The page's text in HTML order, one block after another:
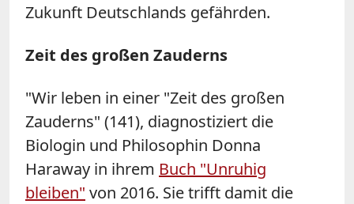
Zukunft Deutschlands gefährden.
Zeit des großen Zauderns
"Wir leben in einer "Zeit des großen
Zauderns" (141), diagnostiziert die
Biologin und Philosophin Donna
Haraway in ihrem Buch "Unruhig
bleiben" von 2016. Sie trifft damit die